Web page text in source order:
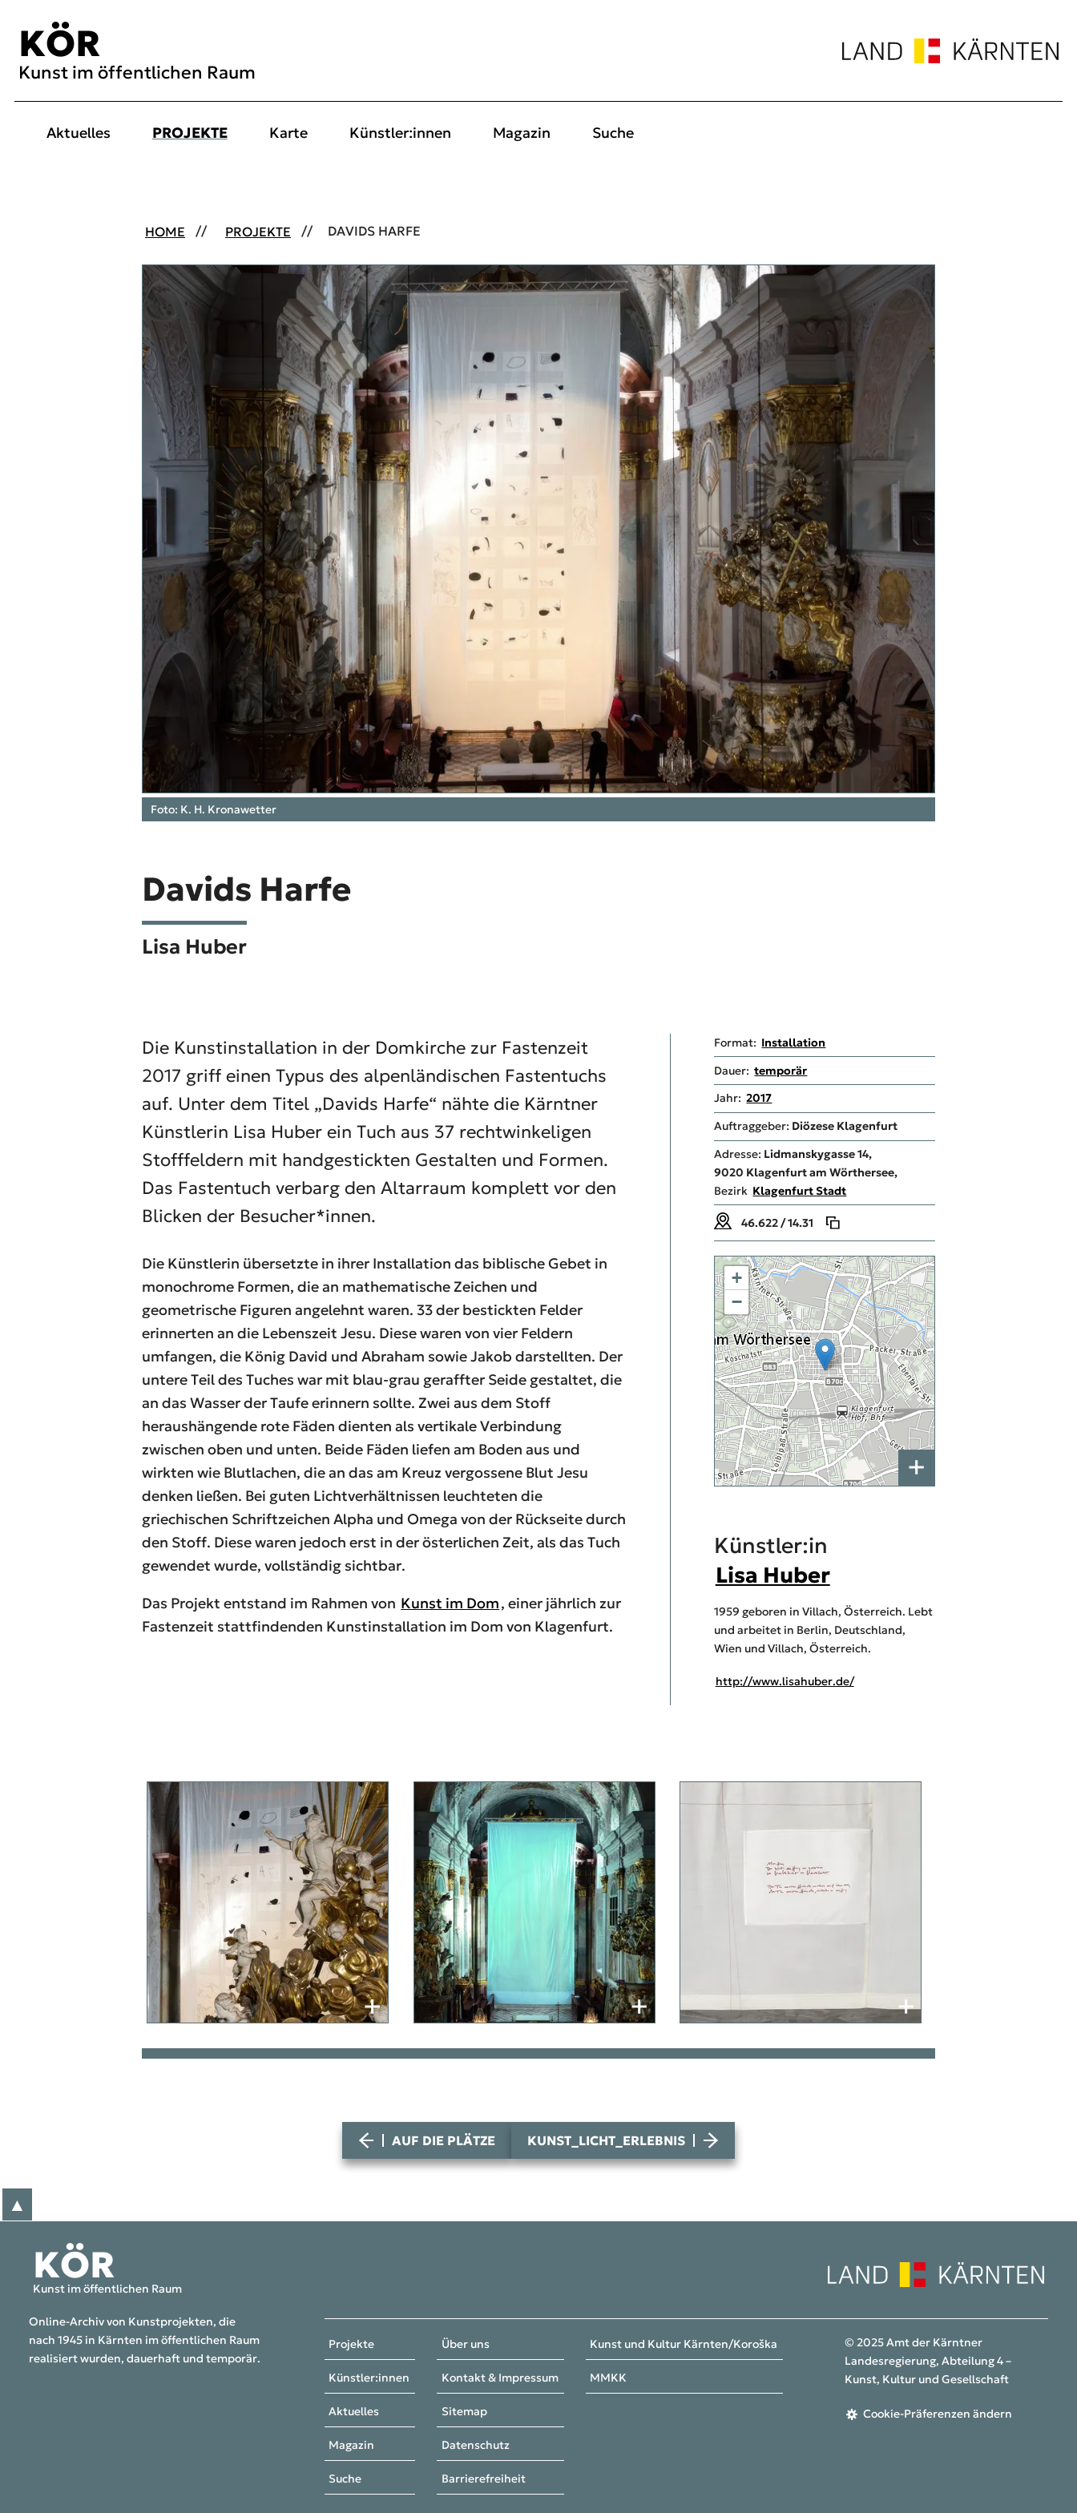
KÖR
Kunst im öffentlichen Raum
Aktuelles PROJEKTE Karte Künstler:innen Magazin Suche
HOME PROJEKTE DAVIDS HARFE
Foto: K. H. Kronawetter
Davids Harfe
Lisa Huber
Format: Installation
Dauer: temporär
Jahr: 2017
Auftraggeber: Diözese Klagenfurt
Adresse: Lidmanskygasse 14,
9020 Klagenfurt am Wörthersee,
Bezirk Klagenfurt Stadt
46.622 / 14.31
+
−
+
Die Kunstinstallation in der Domkirche zur Fastenzeit
2017 griff einen Typus des alpenländischen Fastentuchs
auf. Unter dem Titel „Davids Harfe“ nähte die Kärntner
Künstlerin Lisa Huber ein Tuch aus 37 rechtwinkeligen
Stofffeldern mit handgestickten Gestalten und Formen.
Das Fastentuch verbarg den Altarraum komplett vor den
Blicken der Besucher*innen.
Die Künstlerin übersetzte in ihrer Installation das biblische Gebet in
monochrome Formen, die an mathematische Zeichen und
geometrische Figuren angelehnt waren. 33 der bestickten Felder
erinnerten an die Lebenszeit Jesu. Diese waren von vier Feldern
umfangen, die König David und Abraham sowie Jakob darstellten. Der
untere Teil des Tuches war mit blau-grau geraffter Seide gestaltet, die
an das Wasser der Taufe erinnern sollte. Zwei aus dem Stoff
heraushängende rote Fäden dienten als vertikale Verbindung
zwischen oben und unten. Beide Fäden liefen am Boden aus und
wirkten wie Blutlachen, die an das am Kreuz vergossene Blut Jesu
denken ließen. Bei guten Lichtverhältnissen leuchteten die
griechischen Schriftzeichen Alpha und Omega von der Rückseite durch
den Stoff. Diese waren jedoch erst in der österlichen Zeit, als das Tuch
gewendet wurde, vollständig sichtbar.
Das Projekt entstand im Rahmen von Kunst im Dom, einer jährlich zur
Fastenzeit stattfindenden Kunstinstallation im Dom von Klagenfurt.
Künstler:in
Lisa Huber
1959 geboren in Villach, Österreich. Lebt
und arbeitet in Berlin, Deutschland,
Wien und Villach, Österreich.
http://www.lisahuber.de/
AUF DIE PLÄTZE KUNST_LICHT_ERLEBNIS
▲
KÖR
Kunst im öffentlichen Raum
Online-Archiv von Kunstprojekten, die
nach 1945 in Kärnten im öffentlichen Raum
realisiert wurden, dauerhaft und temporär.
© 2025 Amt der Kärntner
Landesregierung, Abteilung 4 –
Kunst, Kultur und Gesellschaft
Cookie-Präferenzen ändern
Projekte
Künstler:innen
Aktuelles
Magazin
Suche
Über uns
Kontakt & Impressum
Sitemap
Datenschutz
Barrierefreiheit
Kunst und Kultur Kärnten/Koroška
MMKK